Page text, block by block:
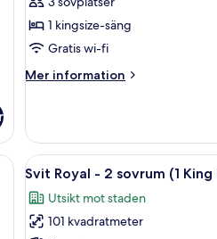
kingsize-
säng1 kingsize-säng
Gratis wi-fi
Mer information
Mer
-
kingsize-
soffa, fåtöljer och ett soffbord. Det
Öppna
alla
foton
för
12
Svit Royal - 2 sovrum (1 King
Utsikt mot staden
101 kvadratmeter